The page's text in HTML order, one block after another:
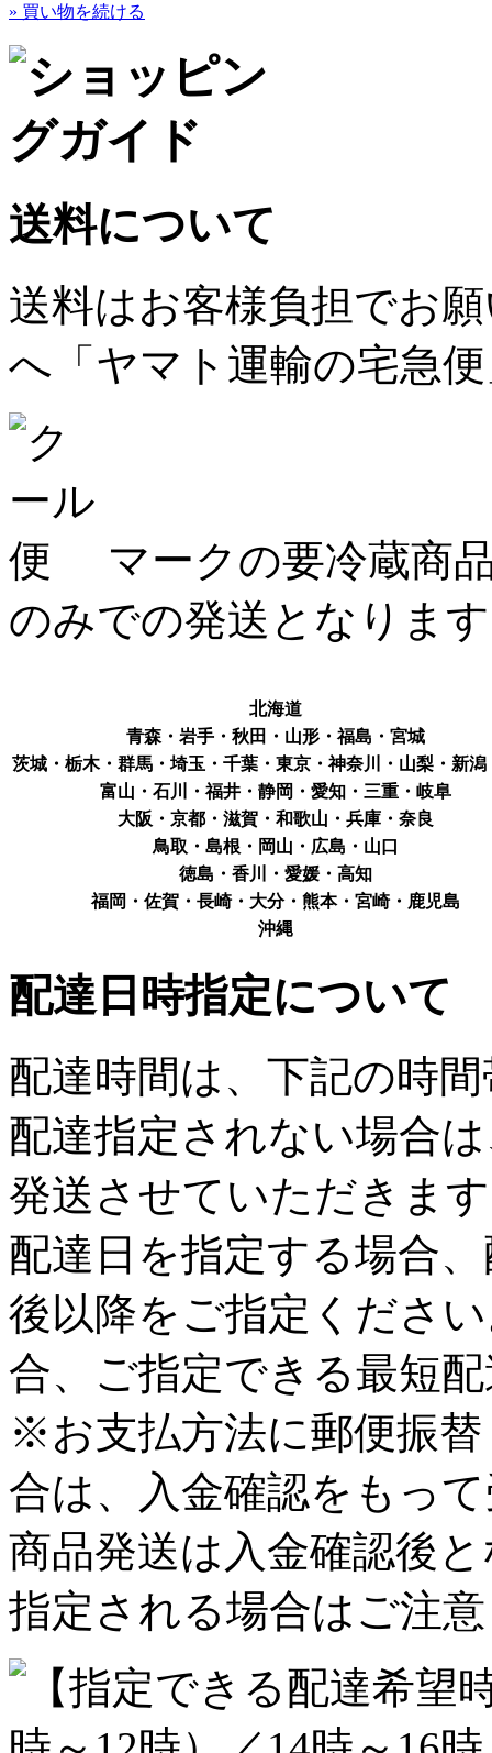
» 買い物を続ける
送料について
送料はお客様負担でお
へ「ヤマト運輸の宅急
マークの要冷蔵商
のみでの発送となりま
北海道
青森・岩手・秋田・山形・福島・宮城
茨城・栃木・群馬・埼玉・千葉・東京・神奈川・山梨・新潟
富山・石川・福井・静岡・愛知・三重・岐阜
大阪・京都・滋賀・和歌山・兵庫・奈良
鳥取・島根・岡山・広島・山口
徳島・香川・愛媛・高知
福岡・佐賀・長崎・大分・熊本・宮崎・鹿児島
沖縄
配達日時指定について
配達時間は、下記の時
配達指定されない場合
発送させていただきま
配達日を指定する場合
後以降をご指定くださ
合、ご指定できる最短
※お支払方法に郵便振
合は、入金確認をもっ
商品発送は入金確認後
指定される場合はご注